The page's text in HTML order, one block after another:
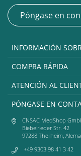
Póngase en
INFORMACIÓN
COMPRA RÁPIDA
ATENCIÓN AL
PÓNGASE EN
CNSAC MedShop
Biebelrieder Str. 42
97288 Theilheim,
+49 9303 98 41 3 42